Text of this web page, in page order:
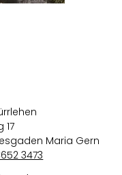
17
Maria Gern
3473